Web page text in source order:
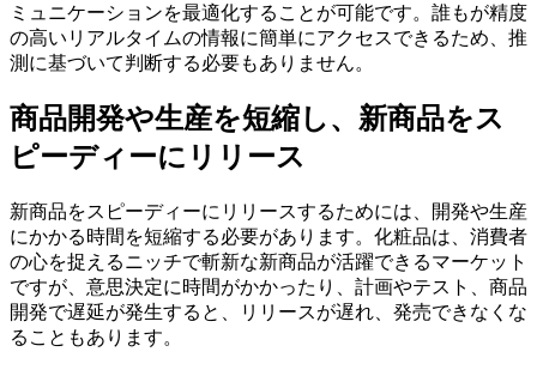
ミュニケーションを最適化することが可能です。誰もが精度
の高いリアルタイムの情報に簡単にアクセスできるため、推
測に基づいて判断する必要もありません。
商品開発や生産を短縮し、新商品をス
ピーディーにリリース
新商品をスピーディーにリリースするためには、開発や生産
にかかる時間を短縮する必要があります。化粧品は、消費者
の心を捉えるニッチで斬新な新商品が活躍できるマーケット
ですが、意思決定に時間がかかったり、計画やテスト、商品
開発で遅延が発生すると、リリースが遅れ、発売できなくな
ることもあります。